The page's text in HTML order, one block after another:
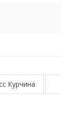
Курчина